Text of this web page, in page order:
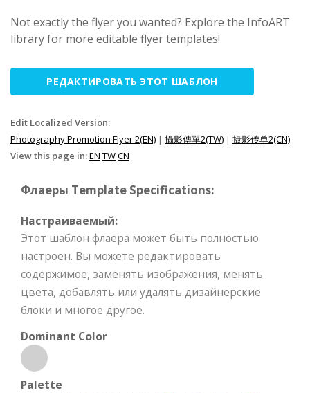
Not exactly the flyer you wanted? Explore the InfoART
library for more editable flyer templates!
РЕДАКТИРОВАТЬ ЭТОТ ШАБЛОН
Edit Localized Version:
Photography Promotion Flyer 2(EN) | 攝影傳單2(TW) | 摄影传单2(CN)
View this page in:EN TWCN
Флаеры Template Specifications:
Настраиваемый:
Этот шаблон флаера может быть полностью
настроен. Вы можете редактировать
содержимое, заменять изображения, менять
цвета, добавлять или удалять дизайнерские
блоки и многое другое.
Dominant Color
Palette